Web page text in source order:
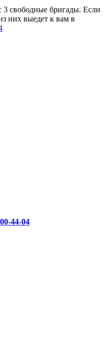
3 свободные бригады. Если
них выедет к вам в
44-04